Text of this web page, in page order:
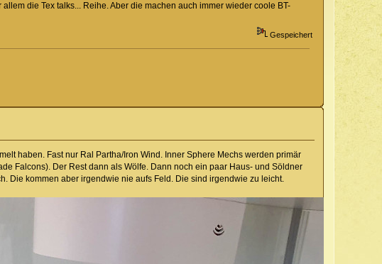
die Tex talks... Reihe. Aber die machen auch immer wieder coole BT-
Gespeichert
haben. Fast nur Ral Partha/Iron Wind. Inner Sphere Mechs werden primär
Falcons). Der Rest dann als Wölfe. Dann noch ein paar Haus- und Söldner
Die kommen aber irgendwie nie aufs Feld. Die sind irgendwie zu leicht.